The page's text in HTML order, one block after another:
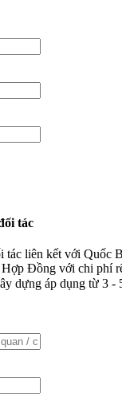
tác
tác liên kết với Quốc
Đồng với chi phí
dựng áp dụng từ 3 -